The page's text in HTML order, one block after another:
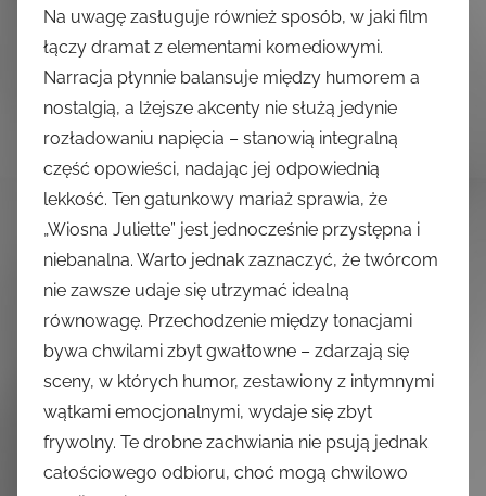
Na uwagę zasługuje również sposób, w jaki film
łączy dramat z elementami komediowymi.
Narracja płynnie balansuje między humorem a
nostalgią, a lżejsze akcenty nie służą jedynie
rozładowaniu napięcia – stanowią integralną
część opowieści, nadając jej odpowiednią
lekkość. Ten gatunkowy mariaż sprawia, że
„Wiosna Juliette” jest jednocześnie przystępna i
niebanalna. Warto jednak zaznaczyć, że twórcom
nie zawsze udaje się utrzymać idealną
równowagę. Przechodzenie między tonacjami
bywa chwilami zbyt gwałtowne – zdarzają się
sceny, w których humor, zestawiony z intymnymi
wątkami emocjonalnymi, wydaje się zbyt
frywolny. Te drobne zachwiania nie psują jednak
całościowego odbioru, choć mogą chwilowo